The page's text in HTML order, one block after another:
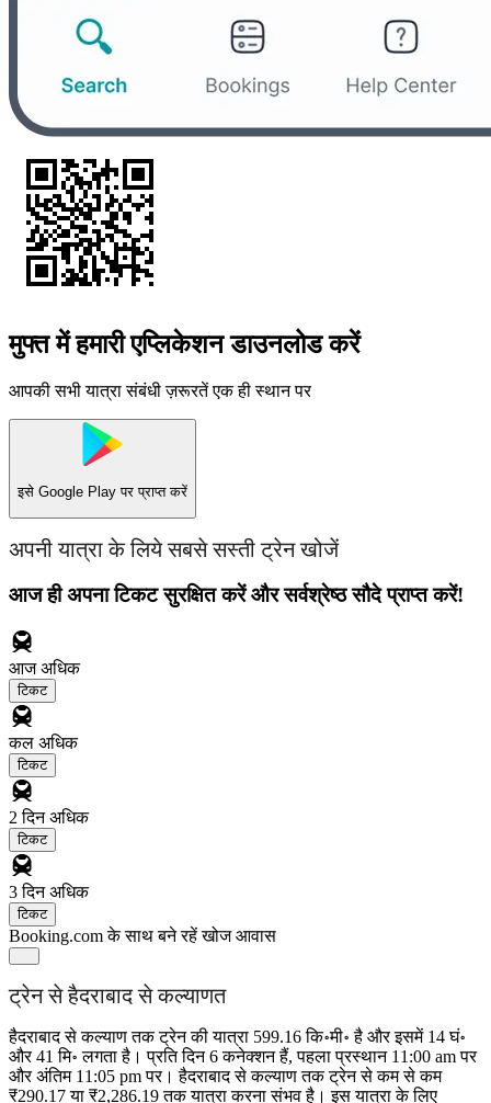
मुफ्त में हमारी एप्लिकेशन डाउनलोड करें
आपकी सभी यात्रा संबंधी ज़रूरतें एक ही स्थान पर
इसे Google Play पर प्राप्त करें
अपनी यात्रा के लिये सबसे सस्ती ट्रेन खोजें
आज ही अपना टिकट सुरक्षित करें और सर्वश्रेष्ठ सौदे प्राप्त करें!
आजअधिक
टिकट
कल अधिक
टिकट
2 दिनअधिक
टिकट
3 दिनअधिक
टिकट
Booking.com के साथ बने रहें खोज आवास
ट्रेन से हैदराबाद से कल्याणत
हैदराबाद से कल्याण तक ट्रेन की यात्रा 599.16 कि॰मी॰ है और इसमें 14 घं॰
और 41 मि॰ लगता है। प्रति दिन 6 कनेक्शन हैं, पहला प्रस्थान 11:00 am पर
और अंतिम 11:05 pm पर। हैदराबाद से कल्याण तक ट्रेन से कम से कम
₹290.17 या ₹2,286.19 तक यात्रा करना संभव है। इस यात्रा के लिए